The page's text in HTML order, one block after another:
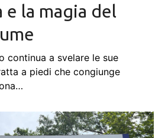
e la magia del
continua a svelare le sue
a piedi che congiunge
…